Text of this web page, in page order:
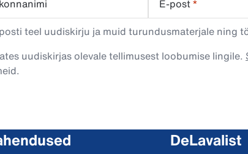
E-post*
teel uudiskirju ja muid turundusmaterjale ning
uudiskirjas olevale tellimusest loobumise lingile.
DeLavalist